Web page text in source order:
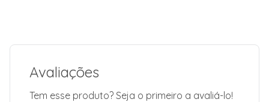
Avaliações
Tem esse produto? Seja o primeiro a avaliá-lo!